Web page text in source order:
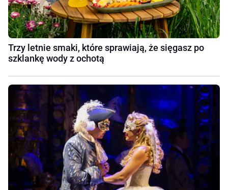
Trzy letnie smaki, które sprawiają, że sięgasz po
szklankę wody z ochotą